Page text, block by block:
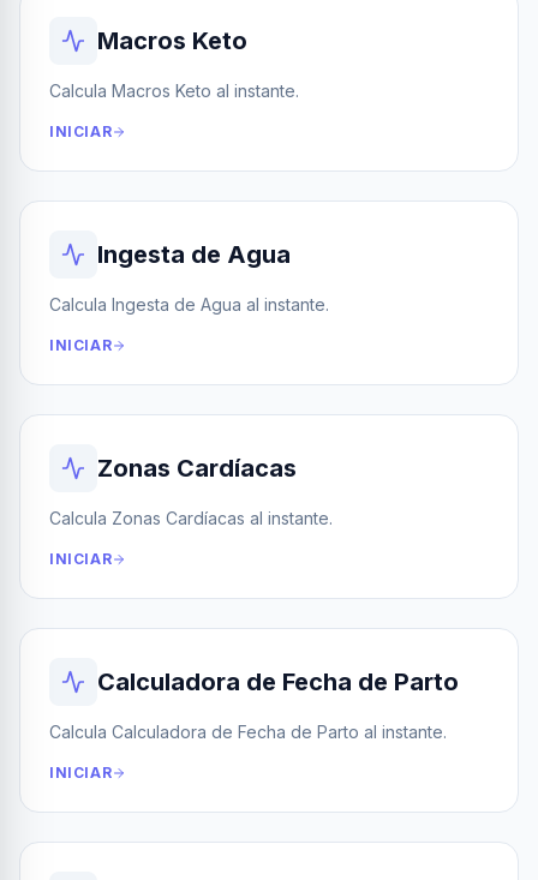
Macros Keto
Calcula Macros Keto al instante.
INICIAR
Ingesta de Agua
Calcula Ingesta de Agua al instante.
INICIAR
Zonas Cardíacas
Calcula Zonas Cardíacas al instante.
INICIAR
Calculadora de Fecha de Parto
Calcula Calculadora de Fecha de Parto al instante.
INICIAR